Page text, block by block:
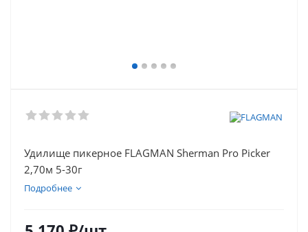
Удилище пикерное FLAGMAN Sherman Pro Picker
2,70м 5-30г
Подробнее